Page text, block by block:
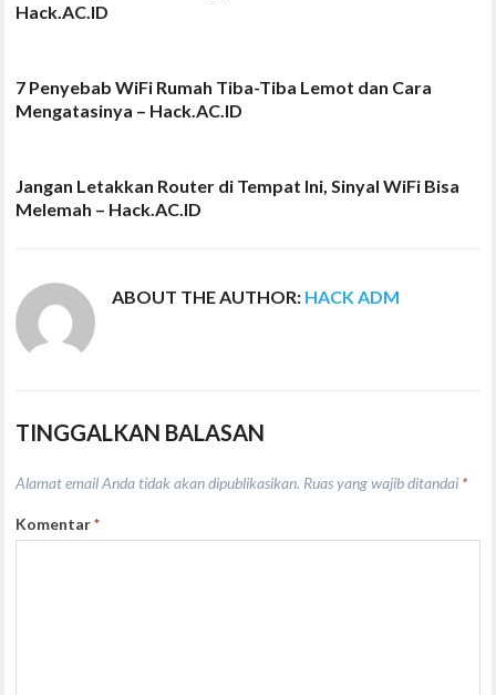
Hack.AC.ID
7 Penyebab WiFi Rumah Tiba-Tiba Lemot dan Cara
Mengatasinya – Hack.AC.ID
Jangan Letakkan Router di Tempat Ini, Sinyal WiFi Bisa
Melemah – Hack.AC.ID
ABOUT THE AUTHOR: HACK ADM
TINGGALKAN BALASAN
Alamat email Anda tidak akan dipublikasikan. Ruas yang wajib ditandai *
Komentar*